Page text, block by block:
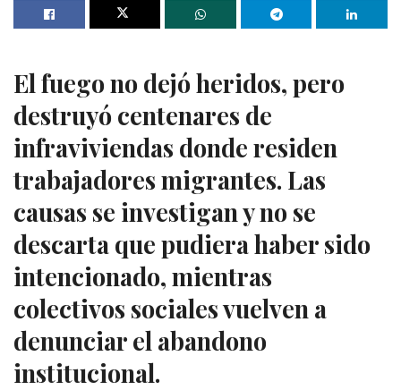
El fuego no dejó heridos, pero
destruyó centenares de
infraviviendas donde residen
trabajadores migrantes. Las
causas se investigan y no se
descarta que pudiera haber sido
intencionado, mientras
colectivos sociales vuelven a
denunciar el abandono
institucional.